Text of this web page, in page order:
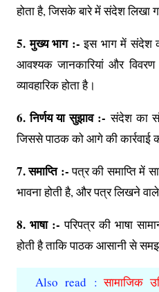
होता है, जिसके बारे में संदेश लिखा
5. मुख्य भाग :- इस भाग में संदेश
आवश्यक जानकारियां और
व्यावहारिक होता है।
6. निर्णय या सुझाव :-संदेश का
जिससे पाठक को आगे की कार्रवाई
7. समाप्ति :-पत्र की समाप्ति में
भावना होती है, और पत्र लिखने
8. भाषा :- परिपत्र की भाषा
होती है ताकि पाठक आसानी से
Also read : सामाजिक